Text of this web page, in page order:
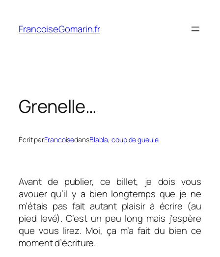
contenu
FrancoiseGomarin.fr
Grenelle…
Écrit parFrancoisedansBlabla, coup de gueule
Avant de publier, ce billet, je dois vous
avouer qu’il y a bien longtemps que je ne
m’étais pas fait autant plaisir à écrire (au
pied levé). C’est un peu long mais j’espère
que vous lirez. Moi, ça m’a fait du bien ce
moment d’écriture.